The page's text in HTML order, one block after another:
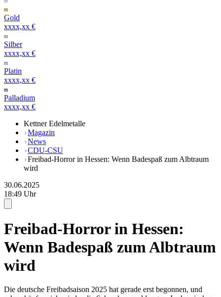
Gold
xxxx,xx €
Silber
xxxx,xx €
Platin
xxxx,xx €
Palladium
xxxx,xx €
Kettner Edelmetalle
Magazin
News
CDU-CSU
Freibad-Horror in Hessen: Wenn Badespaß zum Albtraum
wird
30.06.2025
18:49 Uhr
Freibad-Horror in Hessen:
Wenn Badespaß zum Albtraum
wird
Die deutsche Freibadsaison 2025 hat gerade erst begonnen, und